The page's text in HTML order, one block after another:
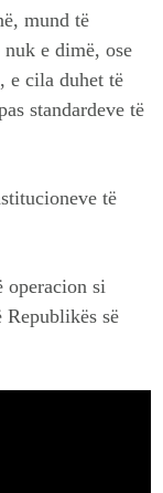
mund të
e dimë, ose
e cila duhet të
standardeve të
të
operacion si
së